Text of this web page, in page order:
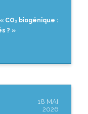
CO₂ biogénique :
? »
18 MAI
2026